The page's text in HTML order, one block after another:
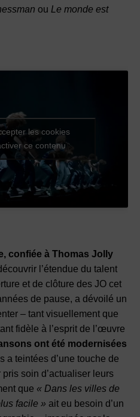
ou Le monde est
les cookies
ce contenu
confiée à Thomas Jolly
l’étendue du talent
et de clôture des JO cet
de pause, a dévoilé un
– tant visuellement que
fidèle à l’esprit de l’œuvre
ont été modernisées
a teintées d’une touche de
soin d’actualiser leurs
que « Dans les villes de
facile » ait eu besoin d’un